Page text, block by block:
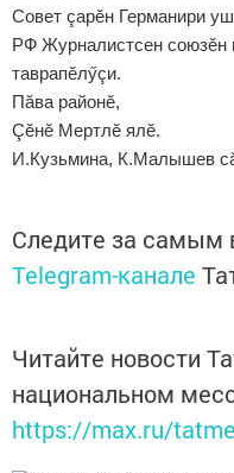
Совет çарӗн Германири
РФ Журналистсен союзӗн
таврапӗлӳçи.
Пăва районӗ,
Çӗнӗ Мертлӗ ялӗ.
И.Кузьмина, К.Малышев
Следите за
Telegram-канале
Читайте новости
национальном
https://max.ru/